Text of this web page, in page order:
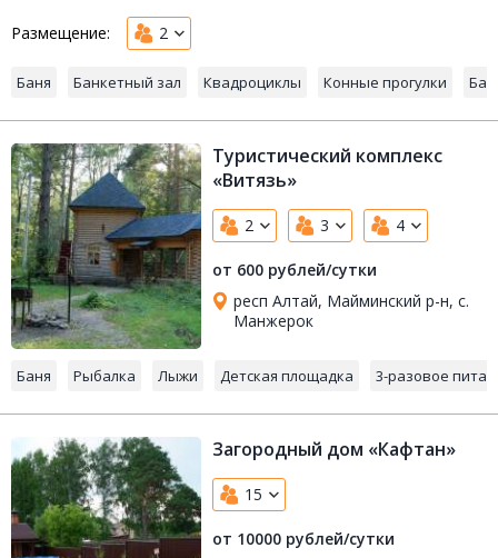
Размещение: 2
Баня Банкетный зал Квадроциклы Конные прогулки
Туристический комплекс
«Витязь»
2 3 4
от 600 рублей/сутки
респ Алтай, Майминский р-н, с.
Манжерок
Баня Рыбалка Лыжи Детская площадка 3-разовое
Загородный дом «Кафтан»
15
от 10000 рублей/сутки